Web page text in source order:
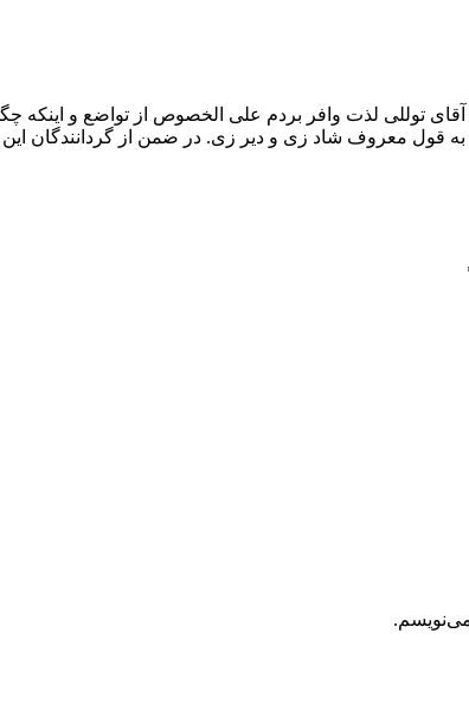
توللی لذت وافر بردم علی الخصوص از تواضع و اینکه
و به قول معروف شاد زی و دیر زی. در ضمن از گردانندگان
می‌نویسم.